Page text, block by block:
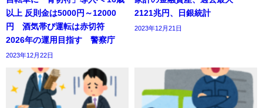
以上 反則金は5000円～12000
円 酒気帯び運転は赤切符
2026年の運用目指す 警察庁
2023年12月22日
2121兆円、日銀統計
2023年12月21日